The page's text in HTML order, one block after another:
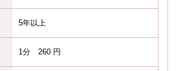
5年以上
1分 260 円